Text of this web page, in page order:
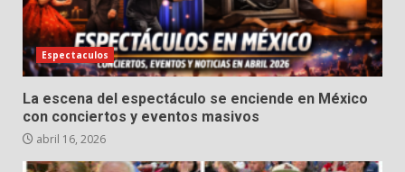
Espectaculos
La escena del espectáculo se enciende en México
con conciertos y eventos masivos
abril 16, 2026